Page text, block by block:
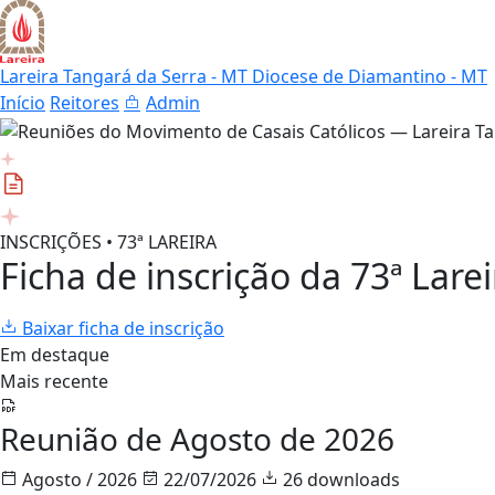
Lareira Tangará da Serra - MT Diocese de Diamantino - MT
Início Reitores Admin
INSCRIÇÕES • 73ª LAREIRA
Ficha de inscrição da 73ª
Baixar ficha de inscrição
Em destaque
Mais recente
Reunião de Agosto de 2026
Agosto / 2026 22/07/2026
26 downloads